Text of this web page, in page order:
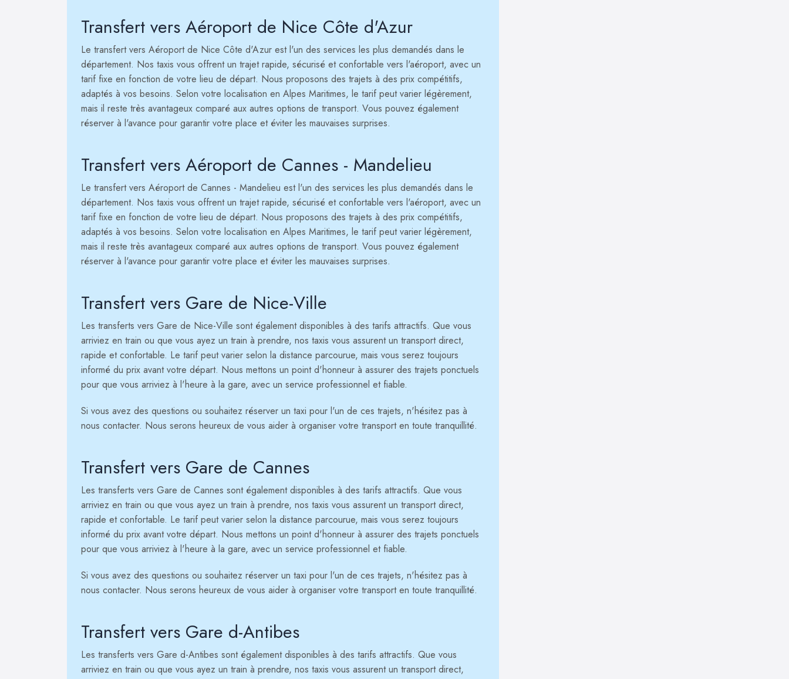
Transfert vers Aéroport de Nice Côte d'Azur
Le transfert vers Aéroport de Nice Côte d'Azur est l'un des services les plus demandés dans le
département. Nos taxis vous offrent un trajet rapide, sécurisé et confortable vers l'aéroport, avec un
tarif fixe en fonction de votre lieu de départ. Nous proposons des trajets à des prix compétitifs,
adaptés à vos besoins. Selon votre localisation en Alpes Maritimes, le tarif peut varier légèrement,
mais il reste très avantageux comparé aux autres options de transport. Vous pouvez également
réserver à l'avance pour garantir votre place et éviter les mauvaises surprises.
Transfert vers Aéroport de Cannes - Mandelieu
Le transfert vers Aéroport de Cannes - Mandelieu est l'un des services les plus demandés dans le
département. Nos taxis vous offrent un trajet rapide, sécurisé et confortable vers l'aéroport, avec un
tarif fixe en fonction de votre lieu de départ. Nous proposons des trajets à des prix compétitifs,
adaptés à vos besoins. Selon votre localisation en Alpes Maritimes, le tarif peut varier légèrement,
mais il reste très avantageux comparé aux autres options de transport. Vous pouvez également
réserver à l'avance pour garantir votre place et éviter les mauvaises surprises.
Transfert vers Gare de Nice-Ville
Les transferts vers Gare de Nice-Ville sont également disponibles à des tarifs attractifs. Que vous
arriviez en train ou que vous ayez un train à prendre, nos taxis vous assurent un transport direct,
rapide et confortable. Le tarif peut varier selon la distance parcourue, mais vous serez toujours
informé du prix avant votre départ. Nous mettons un point d'honneur à assurer des trajets ponctuels
pour que vous arriviez à l'heure à la gare, avec un service professionnel et fiable.
Si vous avez des questions ou souhaitez réserver un taxi pour l'un de ces trajets, n'hésitez pas à
nous contacter. Nous serons heureux de vous aider à organiser votre transport en toute tranquillité.
Transfert vers Gare de Cannes
Les transferts vers Gare de Cannes sont également disponibles à des tarifs attractifs. Que vous
arriviez en train ou que vous ayez un train à prendre, nos taxis vous assurent un transport direct,
rapide et confortable. Le tarif peut varier selon la distance parcourue, mais vous serez toujours
informé du prix avant votre départ. Nous mettons un point d'honneur à assurer des trajets ponctuels
pour que vous arriviez à l'heure à la gare, avec un service professionnel et fiable.
Si vous avez des questions ou souhaitez réserver un taxi pour l'un de ces trajets, n'hésitez pas à
nous contacter. Nous serons heureux de vous aider à organiser votre transport en toute tranquillité.
Transfert vers Gare d-Antibes
Les transferts vers Gare d-Antibes sont également disponibles à des tarifs attractifs. Que vous
arriviez en train ou que vous ayez un train à prendre, nos taxis vous assurent un transport direct,